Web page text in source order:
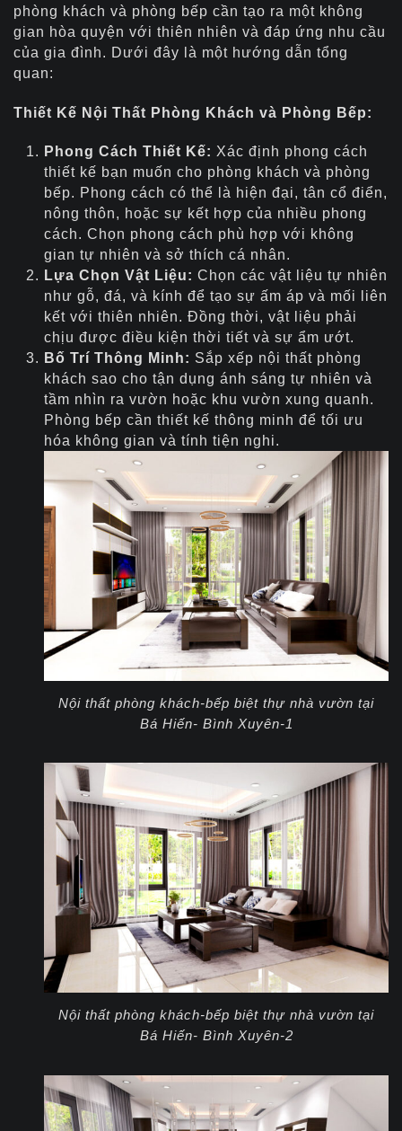
phòng khách và phòng bếp cần tạo ra một không
gian hòa quyện với thiên nhiên và đáp ứng nhu cầu
của gia đình. Dưới đây là một hướng dẫn tổng
quan:
Thiết Kế Nội Thất Phòng Khách và Phòng Bếp:
Phong Cách Thiết Kế: Xác định phong cách
thiết kế bạn muốn cho phòng khách và phòng
bếp. Phong cách có thể là hiện đại, tân cổ điển,
nông thôn, hoặc sự kết hợp của nhiều phong
cách. Chọn phong cách phù hợp với không
gian tự nhiên và sở thích cá nhân.
Lựa Chọn Vật Liệu: Chọn các vật liệu tự nhiên
như gỗ, đá, và kính để tạo sự ấm áp và mối liên
kết với thiên nhiên. Đồng thời, vật liệu phải
chịu được điều kiện thời tiết và sự ẩm ướt.
Bố Trí Thông Minh: Sắp xếp nội thất phòng
khách sao cho tận dụng ánh sáng tự nhiên và
tầm nhìn ra vườn hoặc khu vườn xung quanh.
Phòng bếp cần thiết kế thông minh để tối ưu
hóa không gian và tính tiện nghi.
Nội thất phòng khách-bếp biệt thự nhà vườn tại
Bá Hiến- Bình Xuyên-1
Nội thất phòng khách-bếp biệt thự nhà vườn tại
Bá Hiến- Bình Xuyên-2